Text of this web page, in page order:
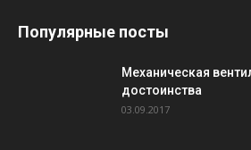
Популярные посты
Механическая
достоинства
03.09.2017